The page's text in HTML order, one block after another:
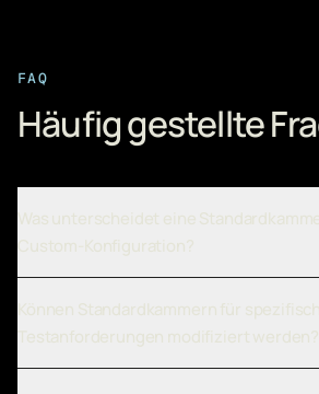
FAQ
Häufig gestellte
Was unterscheidet eine
Custom-Konfiguration?
Können Standardkammern für
Testanforderungen modifiziert werden?